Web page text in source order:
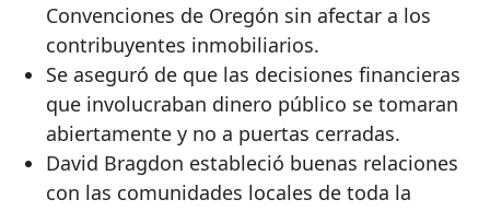
Convenciones de Oregón sin afectar a los
contribuyentes inmobiliarios.
Se aseguró de que las decisiones financieras
que involucraban dinero público se tomaran
abiertamente y no a puertas cerradas.
David Bragdon estableció buenas relaciones
con las comunidades locales de toda la